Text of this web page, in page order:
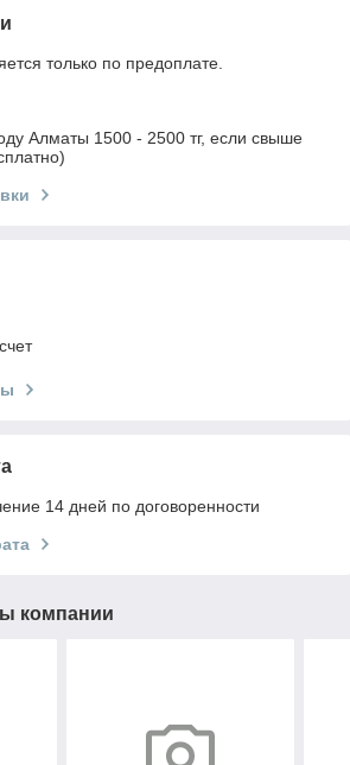
только по предоплате.
Алматы 1500 - 2500 тг, если свыше
14 дней по договоренности
компании